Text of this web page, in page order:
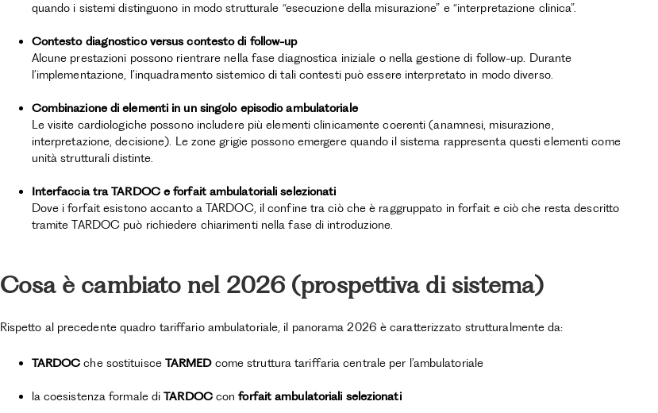
quando i sistemi distinguono in modo strutturale “esecuzione della misurazione” e “interpretazione clinica”.
Contesto diagnostico versus contesto di follow-up
Alcune prestazioni possono rientrare nella fase diagnostica iniziale o nella gestione di follow-up. Durante
l’implementazione, l’inquadramento sistemico di tali contesti può essere interpretato in modo diverso.
Combinazione di elementi in un singolo episodio ambulatoriale
Le visite cardiologiche possono includere più elementi clinicamente coerenti (anamnesi, misurazione,
interpretazione, decisione). Le zone grigie possono emergere quando il sistema rappresenta questi elementi come
unità strutturali distinte.
Interfaccia tra TARDOC e forfait ambulatoriali selezionati
Dove i forfait esistono accanto a TARDOC, il confine tra ciò che è raggruppato in forfait e ciò che resta descritto
tramite TARDOC può richiedere chiarimenti nella fase di introduzione.
Cosa è cambiato nel 2026 (prospettiva di sistema)
Rispetto al precedente quadro tariffario ambulatoriale, il panorama 2026 è caratterizzato strutturalmente da:
TARDOC che sostituisce TARMEDcome struttura tariffaria centrale per l’ambulatoriale
la coesistenza formale diTARDOCconforfait ambulatoriali selezionati